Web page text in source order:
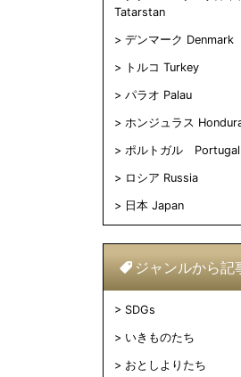
Tatarstan
デンマーク Denmark
トルコ Turkey
パラオ Palau
ホンジュラス
ポルトガル Portugal
ロシア Russia
日本 Japan
ジャンルから記
SDGs
いきものたち
おとしよりたち